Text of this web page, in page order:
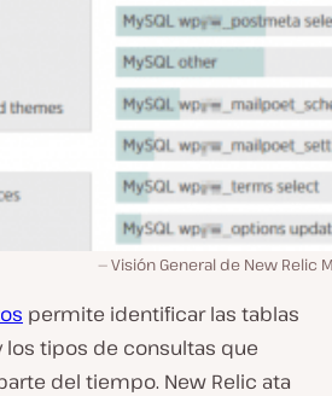
Visión General de New Relic
permite identificar las tablas
los tipos de consultas que
del tiempo. New Relic ata